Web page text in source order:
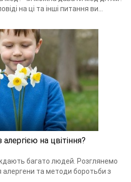
на ці та інші питання ви...
на цвітіння?
багато людей. Розглянемо
алергени та методи боротьби з